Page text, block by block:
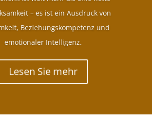
– es ist ein Ausdruck von
Beziehungskompetenz und
emotionaler Intelligenz.
Lesen Sie mehr